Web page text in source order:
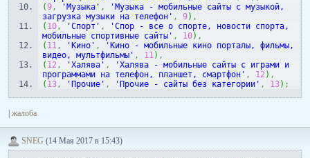
(9, 'Музыка' ,
'Музыка - мобильные сайты с музыкой,
загрузка музыки на телефон' , 9) ,
( 10, 'Спорт' ,
'Спор - все о спорте, новости спорта,
мобильные спортивные сайты' , 10) ,
( 11, 'Кино' ,
'Кино - мобильные кино порталы, фильмы,
видео, мультфильмы' , 11) ,
( 12, 'Халява' ,
'Халява - мобильные cайты с играми и
программами на телефон, планшет, смартфон' , 12) ,
( 13, 'Прочие' , 'Прочие - сайты без категории' , 13) ;
жалоба
SNEG (14 Мая 2017 в 15:43)